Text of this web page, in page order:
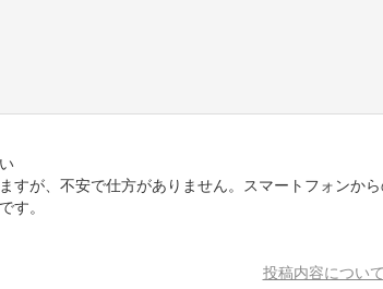
が、不安で仕方がありません。スマートフォンか
す。
投稿内容につい